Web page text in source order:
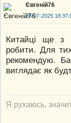
Євгеній76
26-07-2025
Китайці ще з
робити. Для
рекомендую.
виглядає як
Я рухаюсь,